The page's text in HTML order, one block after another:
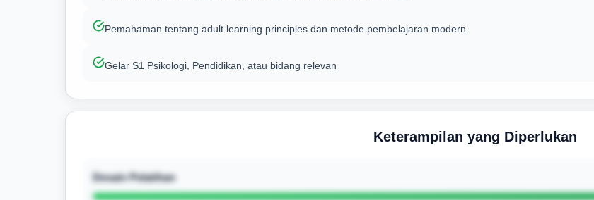
Pemahaman tentang adult learning principles dan metode pembelajaran modern
Gelar S1 Psikologi, Pendidikan, atau bidang relevan
Keterampilan yang Diperlukan
Desain Pelatihan